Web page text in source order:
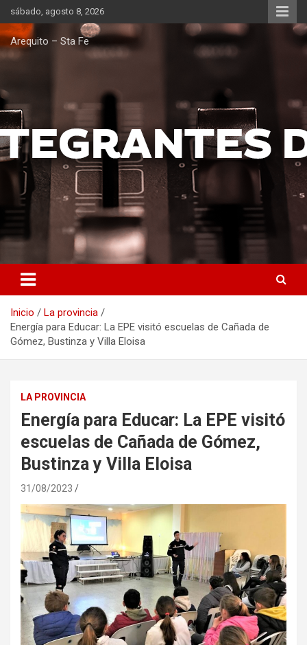
Saltar
al
contenido
sábado, agosto 8, 2026
Arequito – Sta Fe
Inicio
La provincia
Energía para Educar: La EPE visitó escuelas de Cañada de
Gómez, Bustinza y Villa Eloisa
LA PROVINCIA
Energía para Educar: La EPE visitó
escuelas de Cañada de Gómez,
Bustinza y Villa Eloisa
31/08/2023